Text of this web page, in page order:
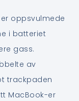
oppsvulmede
i batteriet
gass.
av
trackpaden
MacBook-er